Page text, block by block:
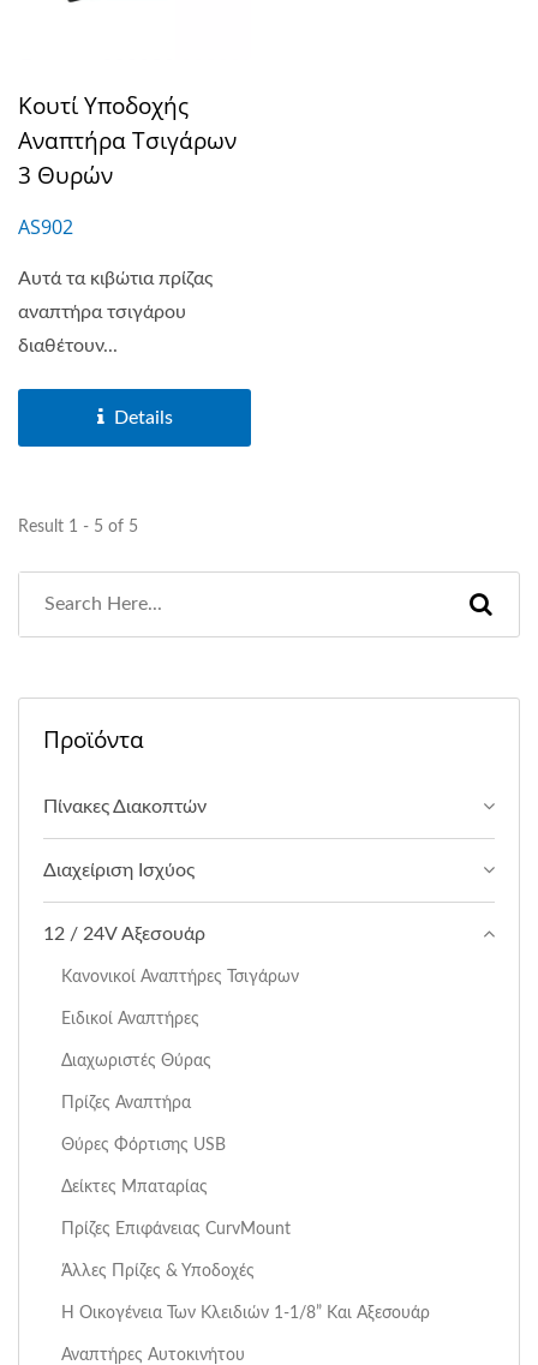
Κουτί Υποδοχής
Αναπτήρα Τσιγάρων
3 Θυρών
AS902
Αυτά τα κιβώτια πρίζας
αναπτήρα τσιγάρου
διαθέτουν...
Details
Result 1 - 5 of 5
Προϊόντα
Πίνακες Διακοπτών
Διαχείριση Ισχύος
12 / 24V Αξεσουάρ
Κανονικοί Αναπτήρες Τσιγάρων
Ειδικοί Αναπτήρες
Διαχωριστές Θύρας
Πρίζες Αναπτήρα
Θύρες Φόρτισης USB
Δείκτες Μπαταρίας
Πρίζες Επιφάνειας CurvMount
Άλλες Πρίζες & Υποδοχές
Η Οικογένεια Των Κλειδιών 1-1/8” Και Αξεσουάρ
Αναπτήρες Αυτοκινήτου